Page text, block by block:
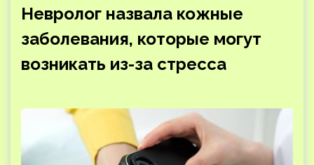
Невролог назвала кожные
заболевания, которые могут
возникать из-за стресса